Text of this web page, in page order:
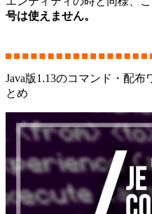
号は使えません。
Java版1.13のコマンド・配
とめ